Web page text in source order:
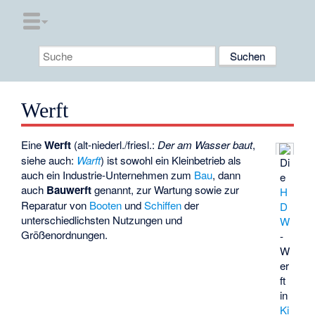
Werft
Di
e
H
D
W
-
W
er
ft
in
Ki
EineWerft (alt-niederl./friesl.:Der am Wasser baut,
siehe auch: Warft) ist sowohl ein Kleinbetrieb als
auch ein Industrie-Unternehmen zum Bau, dann
auch Bauwerftgenannt, zur Wartung sowie zur
Reparatur von Booten undSchiffender
unterschiedlichsten Nutzungen und
Größenordnungen.